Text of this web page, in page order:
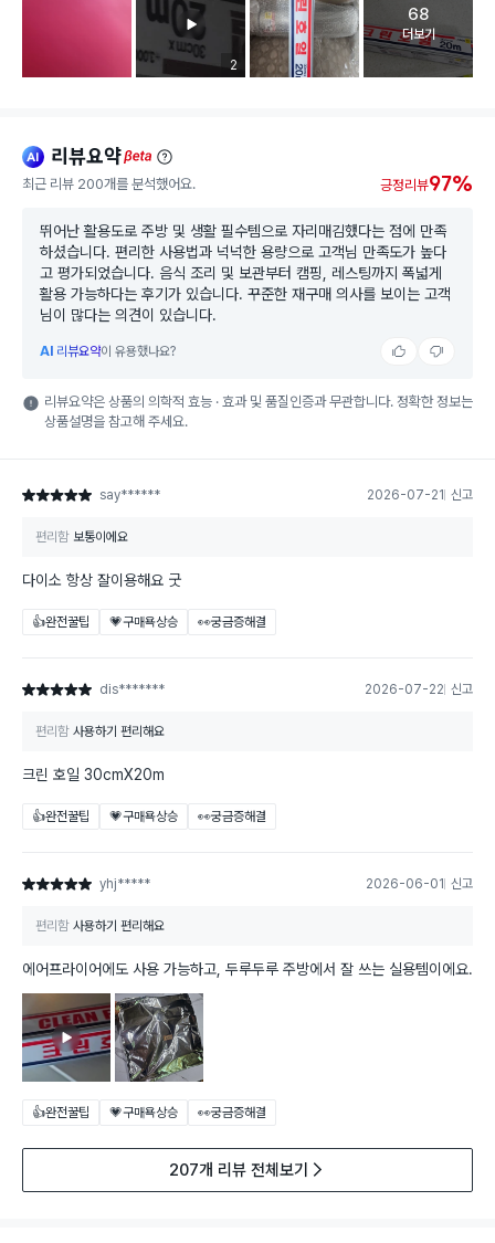
리뷰 이미지 등록 개수
2
고객 리뷰
68
더보기
ai 리뷰요약beta
최근 리뷰 200개를 분석했어요. 긍정리뷰97%
뛰어난 활용도로 주방 및 생활 필수템으로 자리매김했다는 점에 만족
하셨습니다. 편리한 사용법과 넉넉한 용량으로 고객님 만족도가 높다
고 평가되었습니다. 음식 조리 및 보관부터 캠핑, 레스팅까지 폭넓게
활용 가능하다는 후기가 있습니다. 꾸준한 재구매 의사를 보이는 고객
님이 많다는 의견이 있습니다.
AI 리뷰요약이 유용했나요?
리뷰요약은 상품의 의학적 효능 · 효과 및 품질인증과 무관합니다. 정확한 정보는
상품설명을 참고해 주세요.
별점 5점 say****** 2026-07-21 신고
편리함 보통이에요
다이소 항상 잘이용해요 굿
👍완전꿀팁 💗구매욕상승 👀궁금증해결
별점 5점 dis******* 2026-07-22 신고
편리함 사용하기 편리해요
크린 호일 30cmX20m
👍완전꿀팁 💗구매욕상승 👀궁금증해결
별점 5점 yhj***** 2026-06-01 신고
편리함 사용하기 편리해요
에어프라이어에도 사용 가능하고, 두루두루 주방에서 잘 쓰는 실용템이에요.
👍완전꿀팁 💗구매욕상승 👀궁금증해결
207개 리뷰 전체보기